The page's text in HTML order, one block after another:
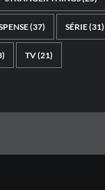
(37) SÉRIE(31)
TV(21)